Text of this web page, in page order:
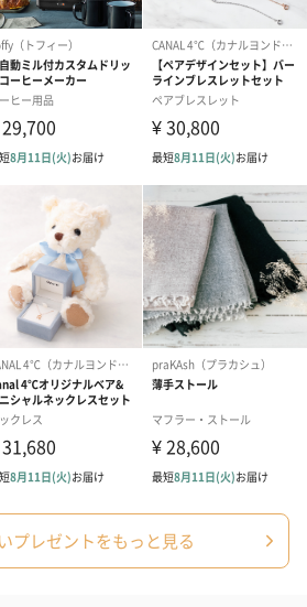
アールグレイティー
（660円）
フルーツティ
円）
いたします。ギフトへの＋αにおすすめ
麦わらパンダバウム
（バナナ味）（540円）
ェ〜国産フル
り〜 3号（864
プレゼントをもっと見る